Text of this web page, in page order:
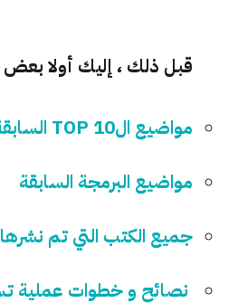
قبل ذلك ، إليك أولا بعض
مواضيع الTOP 10 السابقة
مواضيع البرمجة السابقة
جميع الكتب التي تم
نصائح و خطوات عملية